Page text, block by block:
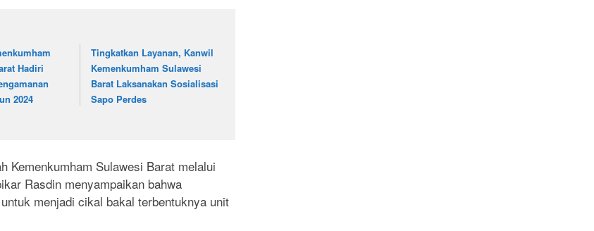
Hadiri
2024
Tingkatkan Layanan, Kanwil
Kemenkumham Sulawesi
Barat Laksanakan Sosialisasi
Sapo Perdes
Kemenkumham Sulawesi Barat melalui
Rasdin menyampaikan bahwa
menjadi cikal bakal terbentuknya unit